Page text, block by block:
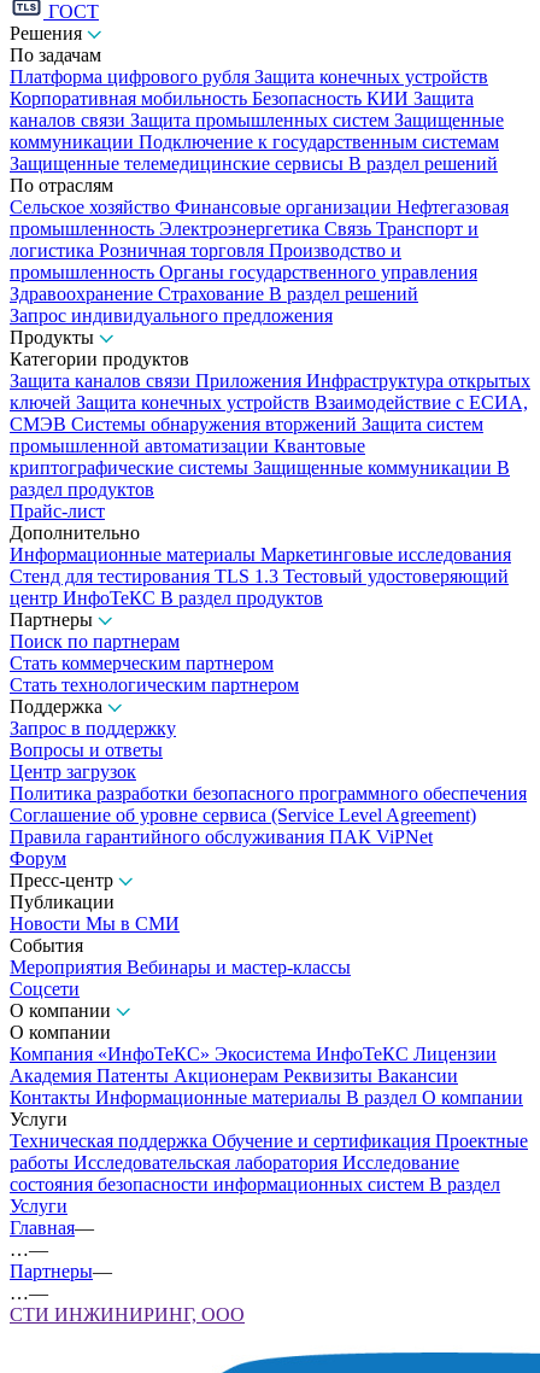
ГОСТ
Решения
По задачам
Платформа цифрового рубля Защита конечных устройств
Корпоративная мобильность Безопасность КИИ Защита
каналов связи Защита промышленных систем Защищенные
коммуникации Подключение к государственным системам
Защищенные телемедицинские сервисы В раздел решений
По отраслям
Сельское хозяйство Финансовые организации Нефтегазовая
промышленность Электроэнергетика Связь Транспорт и
логистика Розничная торговля Производство и
промышленность Органы государственного управления
Здравоохранение Страхование В раздел решений
Запрос индивидуального предложения
Продукты
Категории продуктов
Защита каналов связи Приложения Инфраструктура открытых
ключей Защита конечных устройств Взаимодействие с ЕСИА,
СМЭВ Системы обнаружения вторжений Защита систем
промышленной автоматизации Квантовые
криптографические системы Защищенные коммуникации В
раздел продуктов
Прайс-лист
Дополнительно
Информационные материалы Маркетинговые исследования
Стенд для тестирования TLS 1.3 Тестовый удостоверяющий
центр ИнфоТеКС В раздел продуктов
Партнеры
Поиск по партнерам
Стать коммерческим партнером
Стать технологическим партнером
Поддержка
Запрос в поддержку
Вопросы и ответы
Центр загрузок
Политика разработки безопасного программного обеспечения
Соглашение об уровне сервиса (Service Level Agreement)
Правила гарантийного обслуживания ПАК ViPNet
Форум
Пресс-центр
Публикации
Новости Мы в СМИ
События
Мероприятия Вебинары и мастер-классы
Соцсети
О компании
О компании
Компания «ИнфоТеКС» Экосистема ИнфоТеКС Лицензии
Академия Патенты Акционерам Реквизиты Вакансии
Контакты Информационные материалы В раздел О компании
Услуги
Техническая поддержка Обучение и сертификация Проектные
работы Исследовательская лаборатория Исследование
состояния безопасности информационных систем В раздел
Услуги
Главная—
…—
Партнеры—
…—
СТИ ИНЖИНИРИНГ, ООО